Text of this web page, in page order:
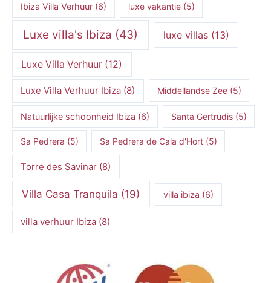
Ibiza Villa Verhuur(6) luxe vakantie(5)
Luxe villa's Ibiza (43) luxe villas(13)
Luxe Villa Verhuur (12)
Luxe Villa Verhuur Ibiza (8) Middellandse Zee(5)
Natuurlijke schoonheid Ibiza (6) Santa Gertrudis(5)
Sa Pedrera (5) Sa Pedrera de Cala d'Hort(5)
Torre des Savinar (8)
Villa Casa Tranquila (19) villa ibiza (6)
villa verhuur Ibiza (8)